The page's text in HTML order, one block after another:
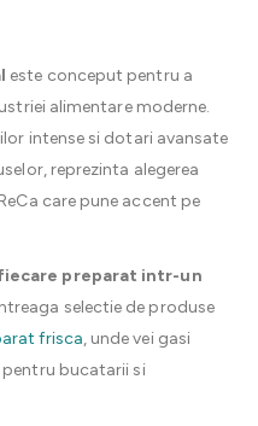
este conceput pentru a
alimentare moderne.
intense si dotari avansate
reprezinta alegerea
care pune accent pe
preparat intr-un
selectie de produse
frisca, unde vei gasi
bucatarii si